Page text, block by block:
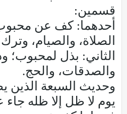
قسمين:
أحدهما: كف عن
الصلاة، والصيام،
الثاني: بذل لمحبوب؛
والصدقات، والحج.
وحديث السبعة الذين
يوم لا ظل إلا ظله جاء